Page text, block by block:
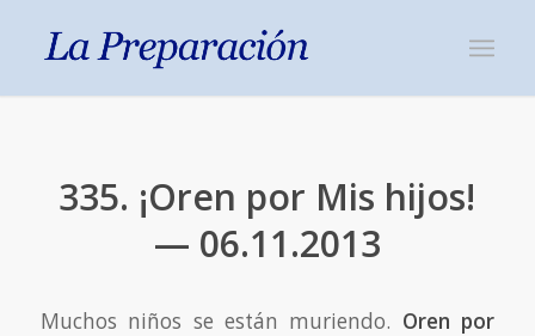
335. ¡Oren por Mis hijos!
— 06.11.2013
Muchos niños se están muriendo. Oren por